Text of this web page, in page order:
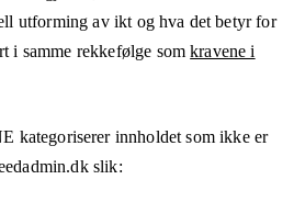
utforming av ikt og hva det betyr for
i samme rekkefølge somkravene i
kategoriserer innholdet som ikke er
slik: